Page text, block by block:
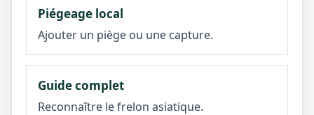
Piégeage local
Ajouter un piège ou une capture.
Guide complet
Reconnaître le frelon asiatique.